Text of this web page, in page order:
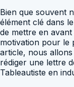
Bien que souvent
élément clé dans
de mettre en
motivation pour le
article, nous
rédiger une lettre
Tableautiste en